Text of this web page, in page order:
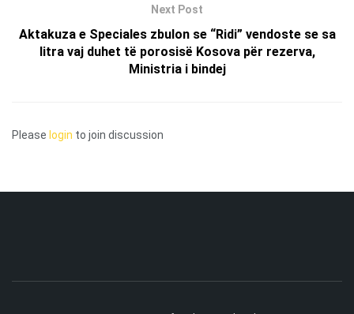
Next Post
Aktakuza e Speciales zbulon se “Ridi” vendoste se sa
litra vaj duhet të porosisë Kosova për rezerva,
Ministria i bindej
Please login to join discussion